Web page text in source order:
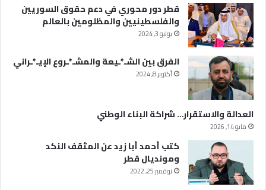
قطر دور محوري في دعم حقوق السوريين
والفلسطينيين والمظلومين بالعالم
يوليو 3, 2024
الفرق بين الشـ*ـيعة والمشـ*ـروع الإيـ*ـراني
أكتوبر 8, 2024
العدالة والاستقرار… شراكة البناء الوطني
مايو 14, 2026
كتب أحمد أبا زيد عن المثقف النكد
ومونديال قطر
نوفمبر 25, 2022